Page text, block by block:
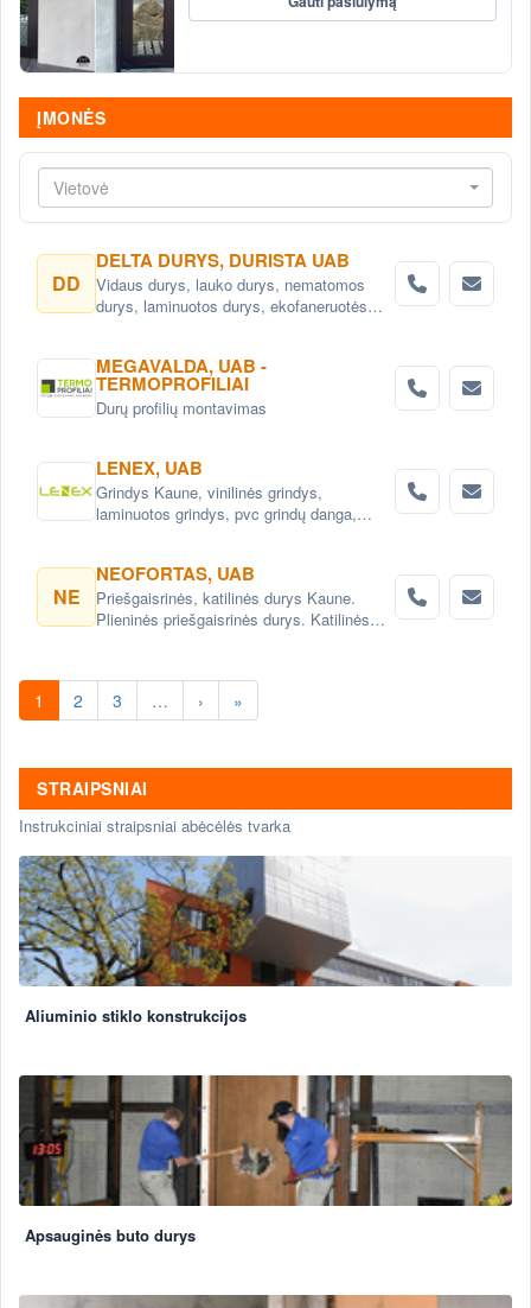
ĮMONĖS
Vietovė
DD
DELTA DURYS, DURISTA UAB
Vidaus durys, lauko durys, nematomos
durys, laminuotos durys, ekofaneruotės
MEGAVALDA, UAB -
TERMOPROFILIAI
Durų profilių montavimas
LENEX, UAB
Grindys Kaune, vinilinės grindys,
laminuotos grindys, pvc grindų danga,
ekofaneruotės, medinės.
NE
NEOFORTAS, UAB
Priešgaisrinės, katilinės durys Kaune.
Plieninės priešgaisrinės durys. Katilinės
1 2 3 … › »
STRAIPSNIAI
Instrukciniai straipsniai abėcėlės tvarka
Aliuminio stiklo konstrukcijos
Apsauginės buto durys